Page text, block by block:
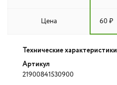
Цена 60 ₽
Технические характеристики
Артикул
21900841530900